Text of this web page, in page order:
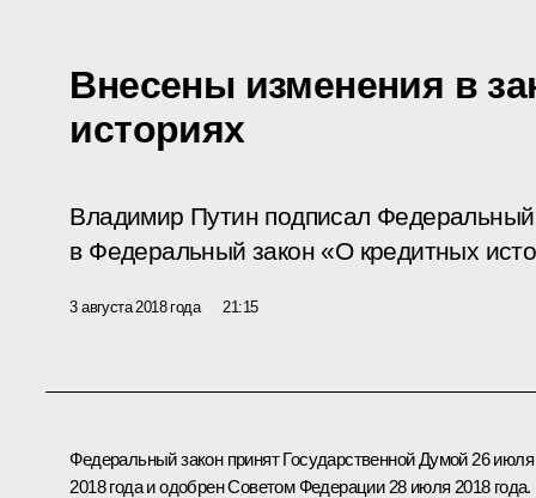
Внесены изменения в
историях
Владимир Путин подписал
в Федеральный закон «О кредитных
3 августа 2018 года 21:15
Федеральный закон принят Государственной Думой 26 июля
2018 года и одобрен Советом Федерации 28 июля 2018 года.